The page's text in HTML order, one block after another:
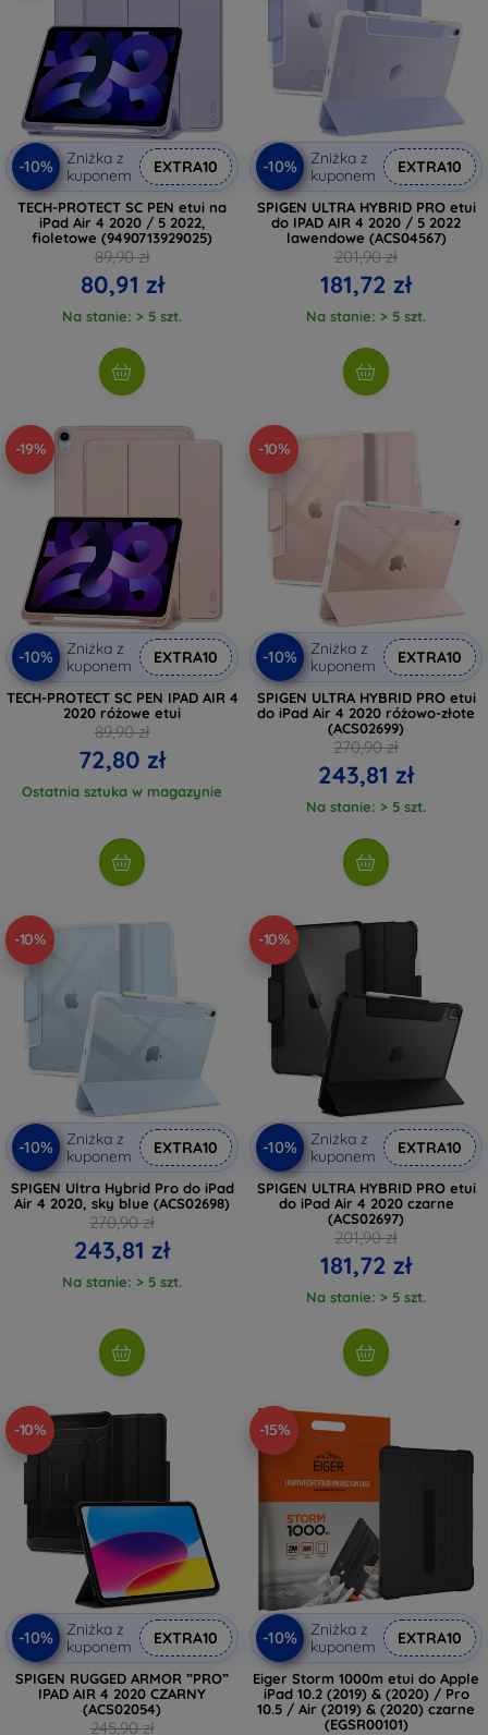
-10%
Zniżka z
kuponem
EXTRA10
TECH-PROTECT SC PEN etui na
iPad Air 4 2020 / 5 2022,
fioletowe (9490713929025)
89,90 zł
80,91 zł
Na stanie: > 5 szt.
-10%
Zniżka z
kuponem
EXTRA10
SPIGEN ULTRA HYBRID PRO etui
do IPAD AIR 4 2020 / 5 2022
lawendowe (ACS04567)
201,90 zł
181,72 zł
Na stanie: > 5 szt.
-19%
-10%
Zniżka z
kuponem
EXTRA10
TECH-PROTECT SC PEN IPAD AIR 4
2020 różowe etui
89,90 zł
72,80 zł
Ostatnia sztuka w magazynie
-10%
-10%
Zniżka z
kuponem
EXTRA10
SPIGEN ULTRA HYBRID PRO etui
do iPad Air 4 2020 różowo-złote
(ACS02699)
270,90 zł
243,81 zł
Na stanie: > 5 szt.
-10%
-10%
Zniżka z
kuponem
EXTRA10
SPIGEN Ultra Hybrid Pro do iPad
Air 4 2020, sky blue (ACS02698)
270,90 zł
243,81 zł
Na stanie: > 5 szt.
-10%
-10%
Zniżka z
kuponem
EXTRA10
SPIGEN ULTRA HYBRID PRO etui
do iPad Air 4 2020 czarne
(ACS02697)
201,90 zł
181,72 zł
Na stanie: > 5 szt.
-10%
-10%
Zniżka z
kuponem
EXTRA10
SPIGEN RUGGED ARMOR ”PRO”
IPAD AIR 4 2020 CZARNY
(ACS02054)
245,90 zł
-15%
-10%
Zniżka z
kuponem
EXTRA10
Eiger Storm 1000m etui do Apple
iPad 10.2 (2019) & (2020) / Pro
10.5 / Air (2019) & (2020) czarne
(EGSR00101)